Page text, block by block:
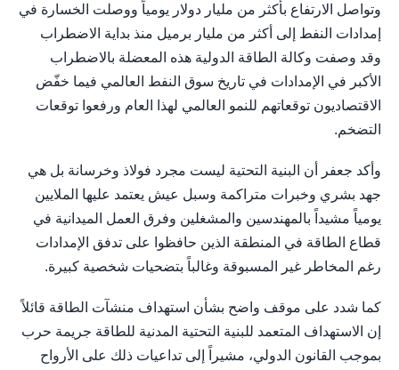
وتواصل الارتفاع بأكثر من مليار دولار يومياً ووصلت الخسارة في
إمدادات النفط إلى أكثر من مليار برميل منذ بداية الاضطراب
وقد وصفت وكالة الطاقة الدولية هذه المعضلة بالاضطراب
الأكبر في الإمدادات في تاريخ سوق النفط العالمي فيما خفّض
الاقتصاديون توقعاتهم للنمو العالمي لهذا العام ورفعوا توقعات
التضخم.
وأكد جعفر أن البنية التحتية ليست مجرد فولاذ وخرسانة بل هي
جهد بشري وخبرات متراكمة وسبل عيش يعتمد عليها الملايين
يومياً مشيداً بالمهندسين والمشغلين وفرق العمل الميدانية في
قطاع الطاقة في المنطقة الذين حافظوا على تدفق الإمدادات
رغم المخاطر غير المسبوقة وغالباً بتضحيات شخصية كبيرة.
كما شدد على موقف واضح بشأن استهداف منشآت الطاقة قائلاً
إن الاستهداف المتعمد للبنية التحتية المدنية للطاقة جريمة حرب
بموجب القانون الدولي، مشيراً إلى تداعيات ذلك على الأرواح